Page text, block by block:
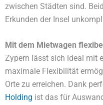
zwischen Städten sind.
Erkunden der Insel
Mit dem Mietwagen
Zypern lässt sich ideal mit
maximale Flexibilität
Orte zu erreichen. Dank
Holding ist das für